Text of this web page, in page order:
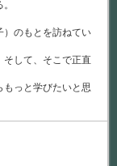
）のもとを訪ねてい
そして、そこで正直
っと学びたいと思